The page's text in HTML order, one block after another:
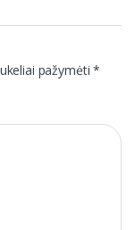
pažymėti*